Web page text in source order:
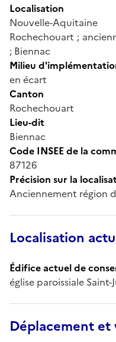
Localisation
Nouvelle-
Rochechouart ;
; Biennac
Milieu
en écart
Canton
Rochechouart
Lieu-dit
Biennac
Code INSEE de la
87126
Précision sur la
Anciennement région
Localisation
Édifice actuel de
église paroissiale Saint-
Déplacement et